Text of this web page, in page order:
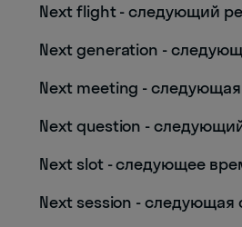
Next flight - следующий
Next generation -
Next meeting - следующая
Next question -
Next slot - следующее
Next session - следующая